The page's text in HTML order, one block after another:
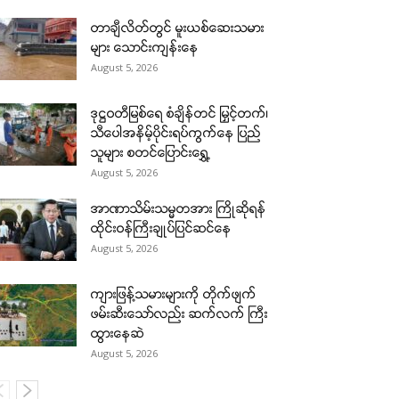
တာချီလိတ်တွင် မူးယစ်ဆေးသမား
များ သောင်းကျန်းနေ
August 5, 2026
ဒုဋ္ဌဝတီမြစ်ရေ စံချိန်တင် မြှင့်တက်၊
သီပေါအနိမ့်ပိုင်းရပ်ကွက်နေ ပြည်
သူများ စတင်ပြောင်းရွှေ့
August 5, 2026
အာဏာသိမ်းသမ္မတအား ကြိုဆိုရန်
ထိုင်းဝန်ကြီးချုပ်ပြင်ဆင်နေ
August 5, 2026
ကျားဖြန့်သမားများကို တိုက်ဖျက်
ဖမ်းဆီးသော်လည်း ဆက်လက် ကြီး
ထွားနေဆဲ
August 5, 2026